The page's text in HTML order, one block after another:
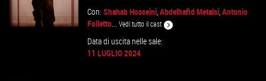
Con:Shahab Hosseini,Abdelhafid Metalsi,Antonio
Folletto...Vedi tutto il cast
Data di uscita nelle sale:
11 LUGLIO 2024